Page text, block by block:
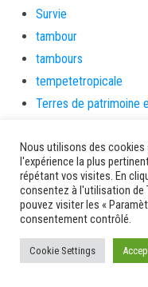
Survie
tambour
tambours
tempetetropicale
Terres de patrimoine
théâtre
Tourisme
toussaint
tradition
Transition Energétique
Transport et routes
Nous utilisons des
l'expérience la plus
répétant vos visites. En
consentez à l'utilisation de
pouvez visiter les «
consentement contrôlé.
Cookie Settings